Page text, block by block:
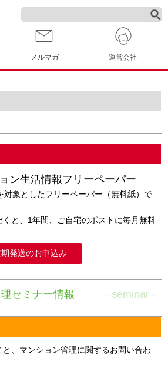
メルマガ 運営会社
ン生活情報フリーペーパー
対象としたフリーペーパー（無料紙）で
と、1年間、ご自宅のポストに毎月無料
期発送のお申込み
セミナー情報
と、マンション管理に関するお問い合わ